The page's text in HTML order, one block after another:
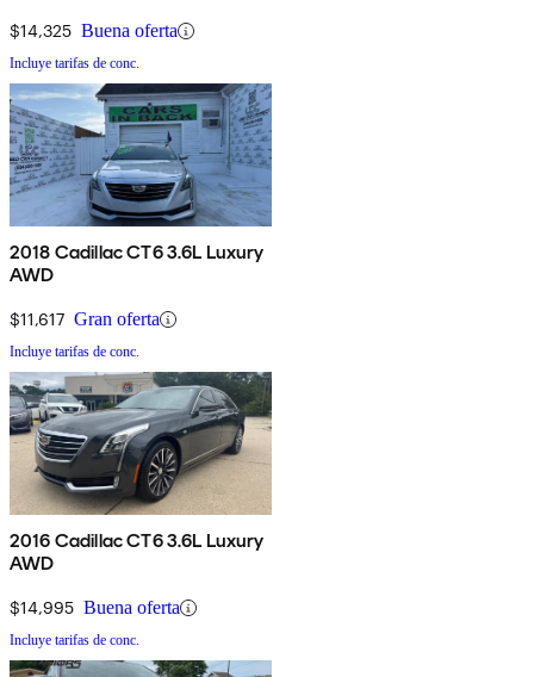
$14,325 Buena oferta
Incluye tarifas de conc.
2018 Cadillac CT6 3.6L Luxury
AWD
$11,617 Gran oferta
Incluye tarifas de conc.
2016 Cadillac CT6 3.6L Luxury
AWD
$14,995 Buena oferta
Incluye tarifas de conc.